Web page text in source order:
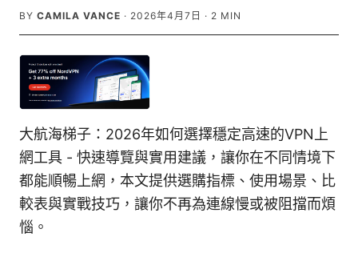
BY CAMILA VANCE · 2026年4月7日 · 2 MIN
大航海梯子：2026年如何選擇穩定高速的VPN上
網工具 - 快速導覽與實用建議，讓你在不同情境下
都能順暢上網，本文提供選購指標、使用場景、比
較表與實戰技巧，讓你不再為連線慢或被阻擋而煩
惱。